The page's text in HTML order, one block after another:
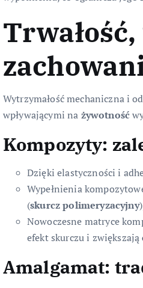
Wytrzymałość mechaniczna i
wpływającymi na żywotność
Kompozyty:
Dzięki elastyczności i
Wypełnienia
(skurcz polimeryzacyjny
Nowoczesne matryce
efekt skurczu i zwiększają
Amalgamat: